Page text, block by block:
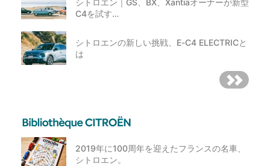
シトロエン｜GS、BX、Xantiaオーナーが新型
C4を試す…
シトロエンの新しい挑戦、E-C4 ELECTRICと
は
2019年に100周年を迎えたフランスの名車、
シトロエン。